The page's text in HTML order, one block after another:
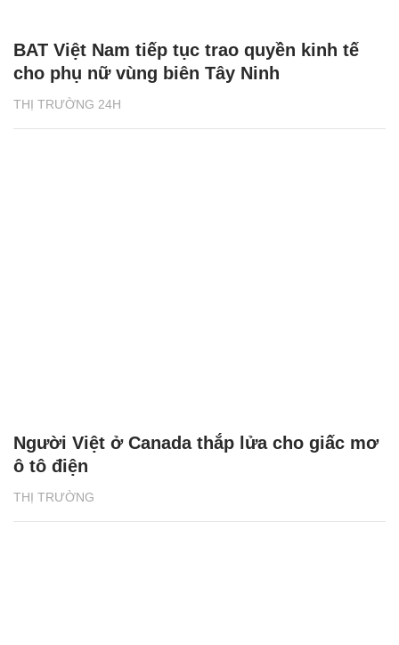
THỊ TRƯỜNG 24H
BAT Việt Nam tiếp tục trao quyền kinh tế
cho phụ nữ vùng biên Tây Ninh
THỊ TRƯỜNG
Người Việt ở Canada thắp lửa cho giấc mơ
ô tô điện